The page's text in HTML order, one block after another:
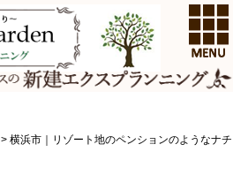
> 横浜市｜リゾート地のペンションのようなナチ